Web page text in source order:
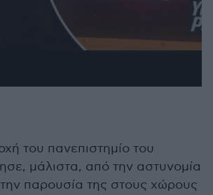
του πανεπιστημίο του
μάλιστα, από την αστυνομία
παρουσία της στους χώρους